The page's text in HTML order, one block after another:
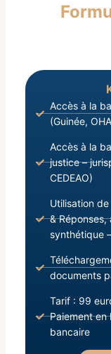
Accès à la
(Guinée,
Accès à la
justice –
CEDEAO)
Utilisation de
&
synthétique
documents
Tarif : 99
Paiement en
bancaire